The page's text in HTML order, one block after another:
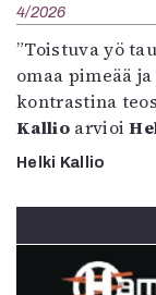
4/2026
”Toistuva yö
omaa pimeää
kontrastina
Kallioarvioi
Helki Kallio